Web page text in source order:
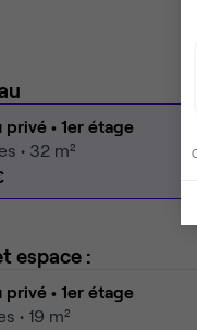
privé • 1er étage
• 32 m²
espace :
privé • 1er étage
• 19 m²